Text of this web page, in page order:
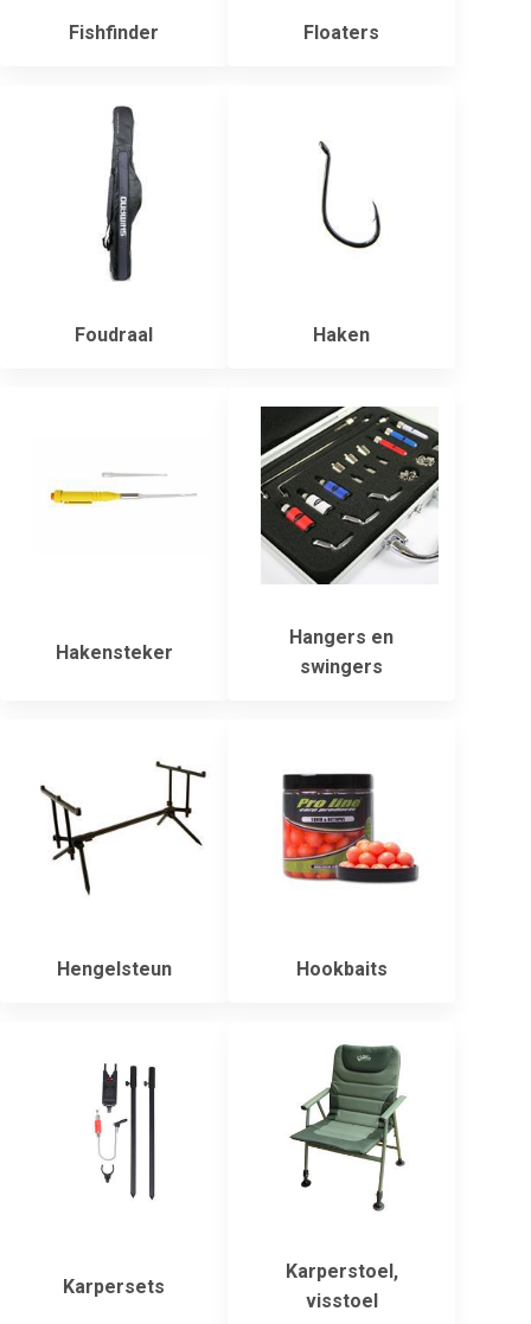
Fishfinder Floaters
Foudraal Haken
Hakensteker
Hangers en
swingers
Hengelsteun Hookbaits
Karpersets
Karperstoel,
visstoel